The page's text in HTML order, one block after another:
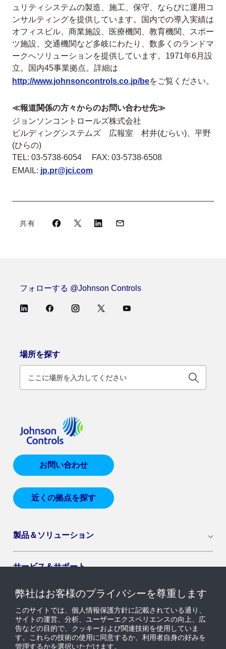
ュリティシステムの製造、施工、保守、ならびに運用コ
ンサルティングを提供しています。国内での導入実績は
オフィスビル、商業施設、医療機関、教育機関、スポー
ツ施設、交通機関など多岐にわたり、数多くのランドマ
ークへソリューションを提供しています。1971年6月設
立。国内45事業拠点。詳細は
http://www.johnsoncontrols.co.jp/beをご覧ください。
≪報道関係の方々からのお問い合わせ先≫
ジョンソンコントロールズ株式会社
ビルディングシステムズ 広報室 村井(むらい)、平野
(ひらの)
TEL: 03-5738-6054 FAX: 03-5738-6508
EMAIL: jp.pr@jci.com
共有
フォローする @Johnson Controls
場所を探す
お問い合わせ
近くの拠点を探す
製品＆ソリューション
サービス＆サポート
導入セグメント
ニュース & インサイト
弊社はお客様のプライバシーを尊重します
このサイトでは、個人情報保護方針に記載されている通り、
サイトの運営、分析、ユーザーエクスペリエンスの向上、広
告などの目的で、クッキーおよび関連技術を使用していま
す。これらの技術の使用に同意するか、利用者自身の好みを
管理するかを選択いただけます。